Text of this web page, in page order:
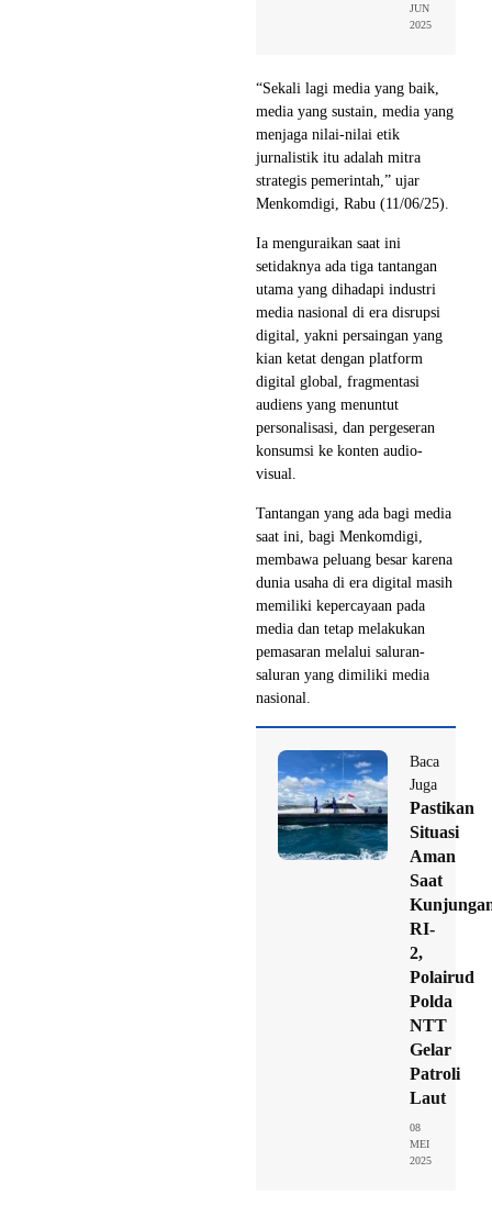
JUN
2025
“Sekali lagi media yang baik,
media yang sustain, media yang
menjaga nilai-nilai etik
jurnalistik itu adalah mitra
strategis pemerintah,” ujar
Menkomdigi, Rabu (11/06/25).
Ia menguraikan saat ini
setidaknya ada tiga tantangan
utama yang dihadapi industri
media nasional di era disrupsi
digital, yakni persaingan yang
kian ketat dengan platform
digital global, fragmentasi
audiens yang menuntut
personalisasi, dan pergeseran
konsumsi ke konten audio-
visual.
Tantangan yang ada bagi media
saat ini, bagi Menkomdigi,
membawa peluang besar karena
dunia usaha di era digital masih
memiliki kepercayaan pada
media dan tetap melakukan
pemasaran melalui saluran-
saluran yang dimiliki media
nasional.
Baca
Juga
Pastikan
Situasi
Aman
Saat
RI-
2,
Polairud
Polda
NTT
Gelar
Patroli
Laut
08
MEI
2025